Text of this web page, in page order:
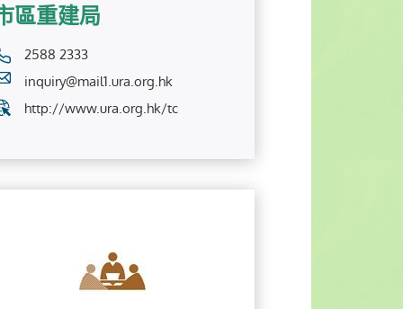
區重建局
2588 2333
inquiry@mail1.ura.org.hk
http://www.ura.org.hk/tc